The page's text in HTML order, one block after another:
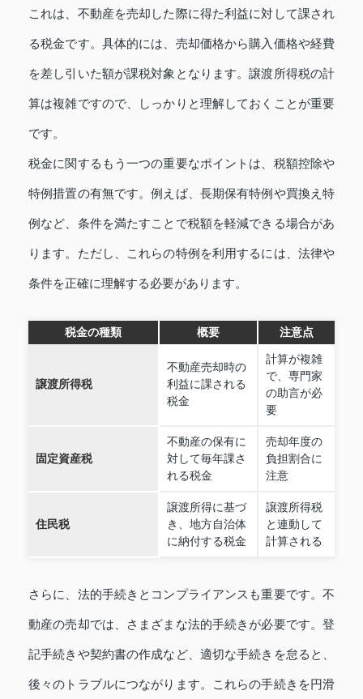
これは、不動産を売却した際に得た利益に対して課され
る税金です。具体的には、売却価格から購入価格や経費
を差し引いた額が課税対象となります。譲渡所得税の計
算は複雑ですので、しっかりと理解しておくことが重要
です。
税金に関するもう一つの重要なポイントは、税額控除や
特例措置の有無です。例えば、長期保有特例や買換え特
例など、条件を満たすことで税額を軽減できる場合があ
ります。ただし、これらの特例を利用するには、法律や
条件を正確に理解する必要があります。
税金の種類 概要 注意点
譲渡所得税
不動産売却時の
利益に課される
税金
計算が複雑
で、専門家
の助言が必
要
固定資産税
不動産の保有に
対して毎年課さ
れる税金
売却年度の
負担割合に
注意
住民税
譲渡所得に基づ
き、地方自治体
に納付する税金
譲渡所得税
と連動して
計算される
さらに、法的手続きとコンプライアンスも重要です。不
動産の売却では、さまざまな法的手続きが必要です。登
記手続きや契約書の作成など、適切な手続きを怠ると、
後々のトラブルにつながります。これらの手続きを円滑